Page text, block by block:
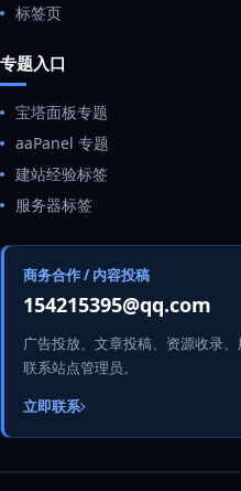
标签页
专题入口
宝塔面板专题
aaPanel 专题
建站经验标签
服务器标签
商务合作 / 内容投稿
154215395@qq.com
广告投放、文章投稿、资源收录
联系站点管理员。
立即联系